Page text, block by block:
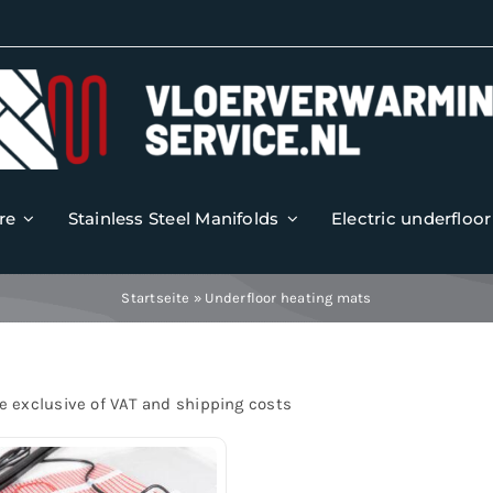
Stainless Steel Manifolds Electric
Startseite » Underfloor heating mats
exclusive of VAT and shipping costs